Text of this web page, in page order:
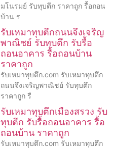
มโนรมย์ รับทุบตึก ราคาถูก รื้อถอน
บ้าน ร
รับเหมาทุบตึกถนนจึงเจริญ
พาณิชย์ รับทุบตึก รับรื้อ
ถอนอาคาร รื้อถอนบ้าน
ราคาถูก
รับเหมาทุบตึก.com รับเหมาทุบตึก
ถนนจึงเจริญพาณิชย์ รับทุบตึก
ราคาถูก รื
รับเหมาทุบตึกเมืองสรวง รับ
ทุบตึก รับรื้อถอนอาคาร รื้อ
ถอนบ้าน ราคาถูก
รับเหมาทุบตึก.com รับเหมาทุบตึก